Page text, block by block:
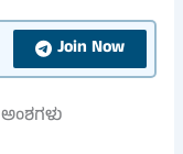
Join Now